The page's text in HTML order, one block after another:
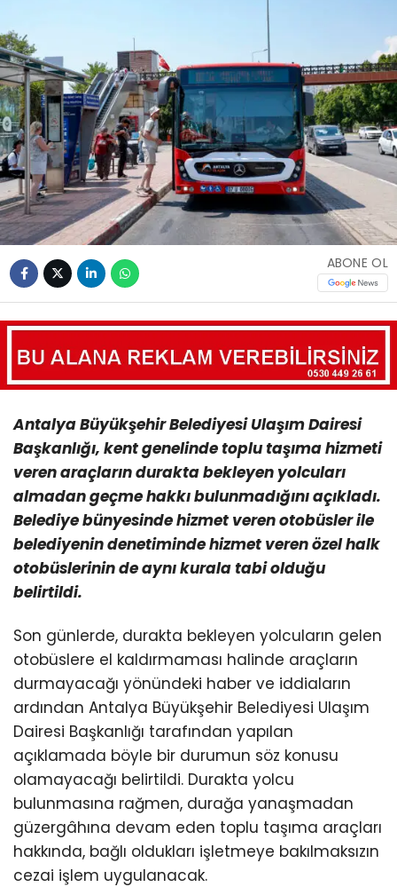
ABONE OL
Antalya Büyükşehir Belediyesi Ulaşım Dairesi
Başkanlığı, kent genelinde toplu taşıma hizmeti
veren araçların durakta bekleyen yolcuları
almadan geçme hakkı bulunmadığını açıkladı.
Belediye bünyesinde hizmet veren otobüsler ile
belediyenin denetiminde hizmet veren özel halk
otobüslerinin de aynı kurala tabi olduğu
belirtildi.
Son günlerde, durakta bekleyen yolcuların gelen
otobüslere el kaldırmaması halinde araçların
durmayacağı yönündeki haber ve iddiaların
ardından Antalya Büyükşehir Belediyesi Ulaşım
Dairesi Başkanlığı tarafından yapılan
açıklamada böyle bir durumun söz konusu
olamayacağı belirtildi. Durakta yolcu
bulunmasına rağmen, durağa yanaşmadan
güzergâhına devam eden toplu taşıma araçları
hakkında, bağlı oldukları işletmeye bakılmaksızın
cezai işlem uygulanacak.